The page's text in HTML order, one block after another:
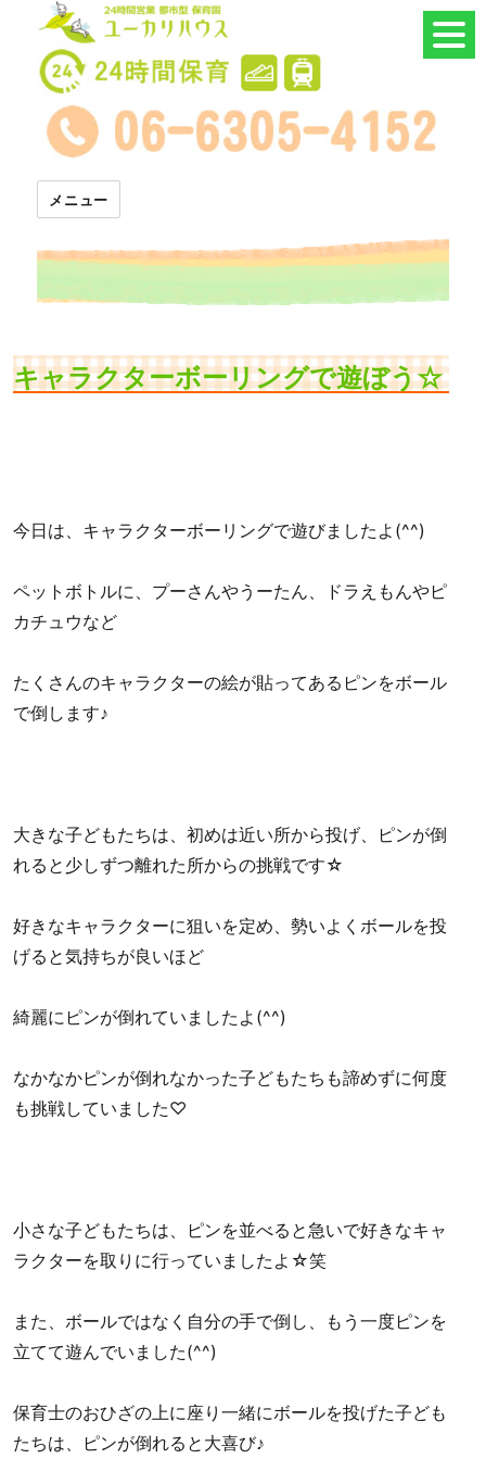
24時間託児所 ユーカリハウス
メニュー
キャラクターボーリングで遊ぼう☆
今日は、キャラクターボーリングで遊びましたよ(^^)
ペットボトルに、プーさんやうーたん、ドラえもんやピ
カチュウなど
たくさんのキャラクターの絵が貼ってあるピンをボール
で倒します♪
大きな子どもたちは、初めは近い所から投げ、ピンが倒
れると少しずつ離れた所からの挑戦です☆
好きなキャラクターに狙いを定め、勢いよくボールを投
げると気持ちが良いほど
綺麗にピンが倒れていましたよ(^^)
なかなかピンが倒れなかった子どもたちも諦めずに何度
も挑戦していました♡
小さな子どもたちは、ピンを並べると急いで好きなキャ
ラクターを取りに行っていましたよ☆笑
また、ボールではなく自分の手で倒し、もう一度ピンを
立てて遊んでいました(^^)
保育士のおひざの上に座り一緒にボールを投げた子ども
たちは、ピンが倒れると大喜び♪